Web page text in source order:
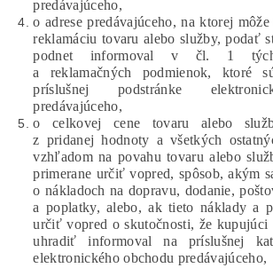
predávajúceho,
o adrese predávajúceho, na ktorej
reklamáciu tovaru alebo služby, podať
podnet informoval v čl. 1
a reklamačných podmienok, ktoré
príslušnej podstránke
predávajúceho,
o celkovej cene tovaru alebo
z pridanej hodnoty a všetkých
vzhľadom na povahu tovaru alebo
primerane určiť vopred, spôsob, akým
o nákladoch na dopravu, dodanie,
a poplatky, alebo, ak tieto náklady a
určiť vopred o skutočnosti, že
uhradiť informoval na príslušnej
elektronického obchodu predávajúceho,